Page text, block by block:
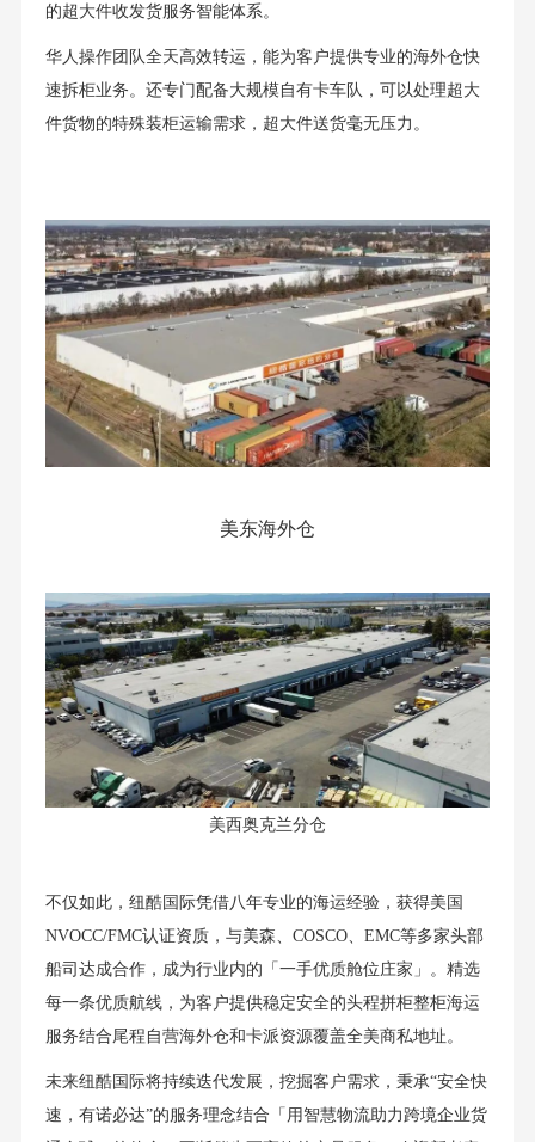
的超大件收发货服务智能体系。
华人操作团队全天高效转运，能为客户提供专业的海外仓快
速拆柜业务。还专门配备大规模自有卡车队，可以处理超大
件货物的特殊装柜运输需求，超大件送货毫无压力。
美东海外仓
美西奥克兰分仓
不仅如此，纽酷国际凭借八年专业的海运经验，获得美国
NVOCC/FMC认证资质，与美森、COSCO、EMC等多家头部
船司达成合作，成为行业内的「一手优质舱位庄家」。精选
每一条优质航线，为客户提供稳定安全的头程拼柜整柜海运
服务结合尾程自营海外仓和卡派资源覆盖全美商私地址。
未来纽酷国际将持续迭代发展，挖掘客户需求，秉承“安全快
速，有诺必达”的服务理念结合「用智慧物流助力跨境企业货